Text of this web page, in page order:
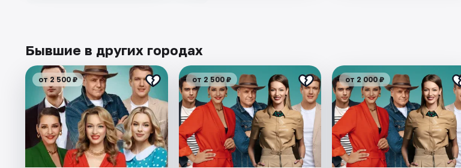
Бывшие в других городах
от 2 500 ₽ от 2 500 ₽ от 2 000 ₽